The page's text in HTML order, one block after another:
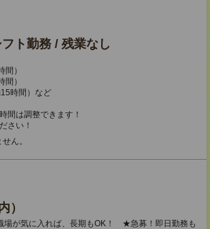
ト勤務 / 残業なし
）
）
時間）など
間は調整できます！
さい！
ん。
）
が気に入れば、長期もOK！ ★急募！即日勤務も